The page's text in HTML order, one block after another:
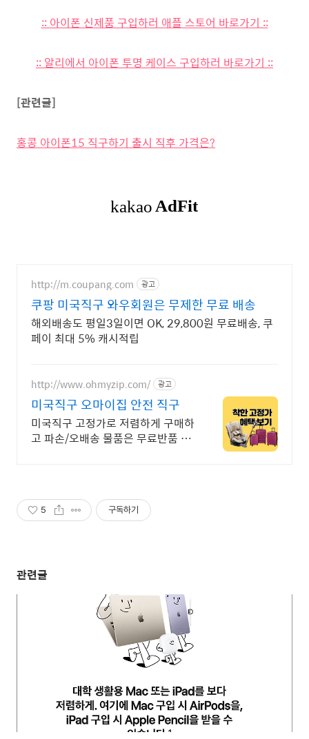
:: 아이폰 신제품 구입하러 애플 스토어 바로가기 ::
:: 알리에서 아이폰 투명 케이스 구입하러 바로가기 ::
[관련글]
홍콩 아이폰15 직구하기 출시 직후 가격은?
http://m.coupang.com 광고
쿠팡 미국직구 와우회원은 무제한 무료 배송
해외배송도 평일3일이면 OK, 29,800원 무료배송, 쿠
페이 최대 5% 캐시적립
http://www.ohmyzip.com/ 광고
미국직구 오마이집 안전 직구
미국직구 고정가로 저렴하게 구매하
고 파손/오배송 물품은 무료반품 서
5 구독하기
관련글